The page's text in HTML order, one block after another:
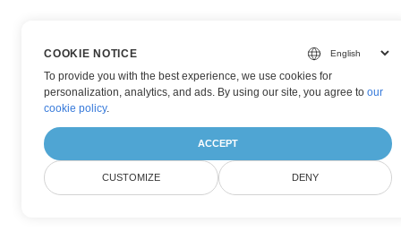
COOKIE NOTICE
To provide you with the best experience, we use cookies for
personalization, analytics, and ads. By using our site, you agree toour
cookie policy.
ACCEPT
CUSTOMIZE DENY